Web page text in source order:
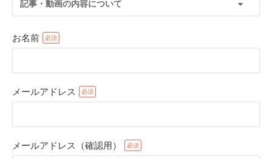
記事・動画の内容について
お名前
メールアドレス
メールアドレス（確認用）アプリで開く